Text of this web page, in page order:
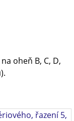
oheň B, C, D,
řazení 5,